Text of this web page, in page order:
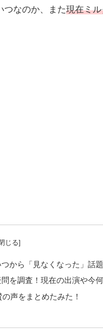
つなのか、また現在ミ
から「見なくなった」話
を調査！現在の出演や今
声をまとめたみた！